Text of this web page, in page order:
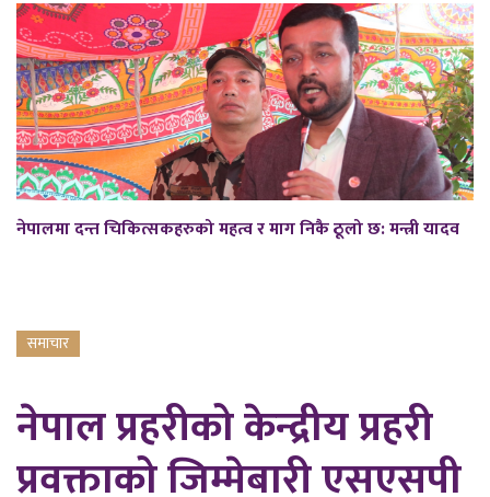
नेपालमा दन्त चिकित्सकहरुको महत्व र माग निकै ठूलो छ: मन्त्री यादव
समाचार
नेपाल प्रहरीको केन्द्रीय प्रहरी
प्रवक्ताको जिम्मेबारी एसएसपी